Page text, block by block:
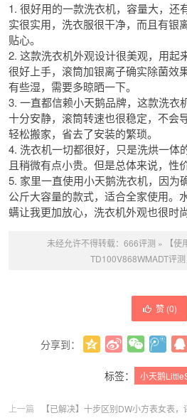
1. 很好用的一款洗衣机，容量大，还
实很实用，洗衣服很干净，而且有银
贴心。
2. 这款洗衣机外观设计很美观，用起
很好上手，滚筒加银离子确实除菌效
有些湿，需要多晾晒一下。
3. 一直都信赖小天鹅品牌，这款洗衣
十分安静，滚筒转速也很稳定，不会
轻松搬家，省去了安装的繁琐。
4. 洗衣机一切都很好，只是洗烘一体
且稍微有点小贵。但是总体来说，性
5. 家里一直使用小天鹅洗衣机，因为
公斤大容量的款式，适合全家使用。
螨让我更加放心，洗衣机外观也很时尚
未经允许不得转载： 666评测 »
【
TD100V868WMADT评测
赞 (0)
分享到：
标签：
小天鹅
上一篇
【已解决】十步区别DW小方表女表，